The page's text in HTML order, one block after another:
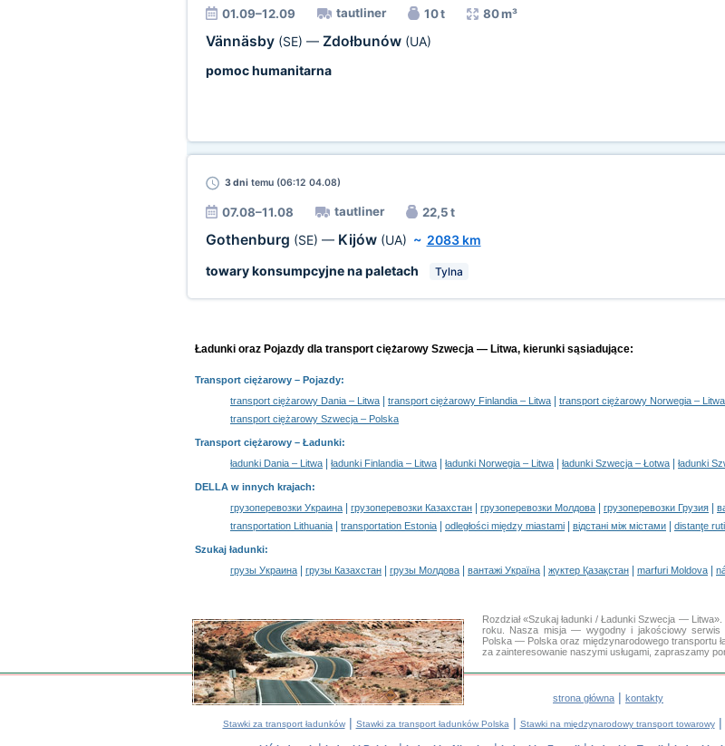
01.09–12.09 tautliner 10 t 80 m³
Vännäsby (SE) — Zdołbunów (UA)
pomoc humanitarna
3 dnitemu (06:12 04.08)
07.08–11.08 tautliner 22,5 t
Gothenburg (SE) — Kijów (UA) ~ 2083 km
towary konsumpcyjne na paletach
Tylna
Ładunki oraz Pojazdy dla transport ciężarowy Szwecja — Litwa, kierunki sąsiadujące:
Transport ciężarowy – Pojazdy:
transport ciężarowy Dania – Litwa
transport ciężarowy Finlandia – Litwa transport ciężarowy Norwegia – Litwa
transport ciężarowy Szwecja – Polska
Transport ciężarowy – Ładunki:
ładunki Dania – Litwa
ładunki Finlandia – Litwa ładunki Norwegia – Litwa ładunki Szwecja – Łotwa ładunki
DELLA w innych krajach:
грузоперевозки Украина
грузоперевозки Казахстан грузоперевозки Молдова грузоперевозки Грузия
transportation Lithuania transportation Estonia odległości między miastami відстані між містами distanţe
Szukaj ładunki:
грузы Украина
грузы Казахстан грузы Молдова вантажі Україна жүктер Қазақстан marfuri Moldova
Rozdział «Szukaj ładunki / Ładunki Szwecja —
roku. Nasza misja — wygodny i jakościowy serwis
Polska — Polska oraz międzynarodowego transportu
za zainteresowanie naszymi usługami, zapraszamy
strona główna | kontakty
Stawki za transport ładunków| Stawki za transport ładunków Polska | Stawki na międzynarodowy transport towarowy|